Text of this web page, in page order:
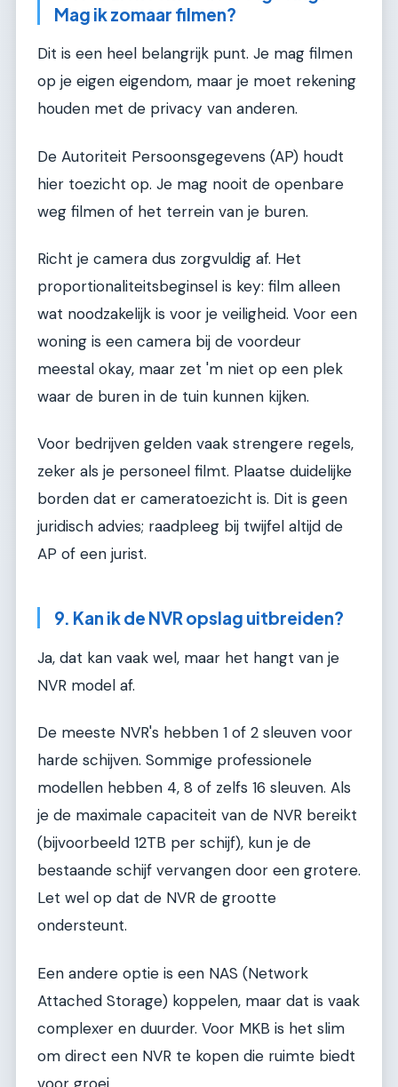
Mag ik zomaar filmen?
Dit is een heel belangrijk punt. Je mag filmen
op je eigen eigendom, maar je moet rekening
houden met de privacy van anderen.
De Autoriteit Persoonsgegevens (AP) houdt
hier toezicht op. Je mag nooit de openbare
weg filmen of het terrein van je buren.
Richt je camera dus zorgvuldig af. Het
proportionaliteitsbeginsel is key: film alleen
wat noodzakelijk is voor je veiligheid. Voor een
woning is een camera bij de voordeur
meestal okay, maar zet 'm niet op een plek
waar de buren in de tuin kunnen kijken.
Voor bedrijven gelden vaak strengere regels,
zeker als je personeel filmt. Plaatse duidelijke
borden dat er cameratoezicht is. Dit is geen
juridisch advies; raadpleeg bij twijfel altijd de
AP of een jurist.
9. Kan ik de NVR opslag uitbreiden?
Ja, dat kan vaak wel, maar het hangt van je
NVR model af.
De meeste NVR's hebben 1 of 2 sleuven voor
harde schijven. Sommige professionele
modellen hebben 4, 8 of zelfs 16 sleuven. Als
je de maximale capaciteit van de NVR bereikt
(bijvoorbeeld 12TB per schijf), kun je de
bestaande schijf vervangen door een grotere.
Let wel op dat de NVR de grootte
ondersteunt.
Een andere optie is een NAS (Network
Attached Storage) koppelen, maar dat is vaak
complexer en duurder. Voor MKB is het slim
om direct een NVR te kopen die ruimte biedt